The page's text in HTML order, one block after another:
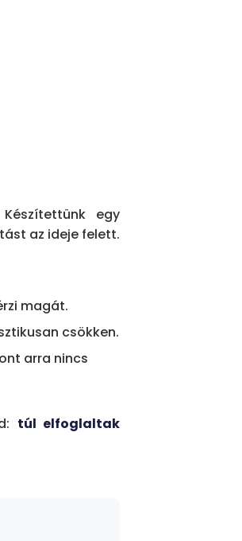
egy
az ideje felett.
magát.
csökken.
arra nincs
túl elfoglaltak